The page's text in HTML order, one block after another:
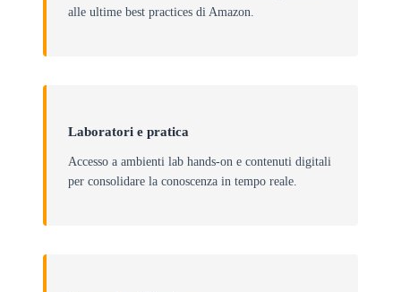
alle ultime best practices di Amazon.
Laboratori e pratica
Accesso a ambienti lab hands-on e contenuti digitali
per consolidare la conoscenza in tempo reale.